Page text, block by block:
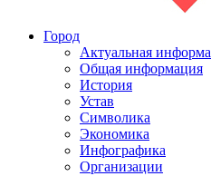
Город
Актуальная
Общая информация
История
Устав
Символика
Экономика
Инфографика
Организации